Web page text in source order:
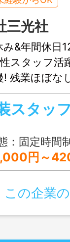
三光社
み&年間休日
スタッフ
! 残業ほぼな
スタッ
時間制 ■ 就業時間：
円～420,000円 ※前
この企業